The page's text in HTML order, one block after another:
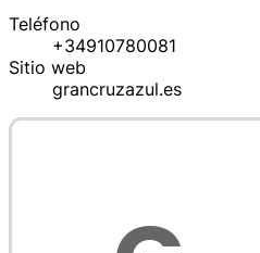
Teléfono
+34910780081
Sitio web
grancruzazul.es